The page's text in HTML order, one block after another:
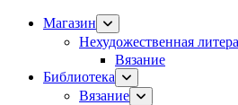
Магазин
Нехудожественная
Вязание
Библиотека
Вязание